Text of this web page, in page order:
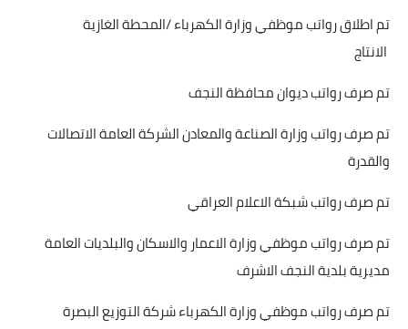
تم اطلاق رواتب موظفي وزارة الكهرباء /المحطة الغازية
الانتاج
تم صرف رواتب ديوان محافظة النجف
تم صرف رواتب وزارة الصناعة والمعادن الشركة العامة الاتصالات
والقدرة
تم صرف رواتب شبكة الاعلام العراقي
تم صرف رواتب موظفي وزارة الاعمار والاسكان والبلديات العامة
مديرية بلدية النجف الاشرف
تم صرف رواتب موظفي وزارة الكهرباء شركة التوزيع البصرة